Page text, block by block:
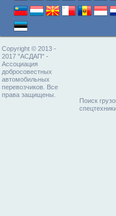
Copyright © 2013 -
2017 "АСДАП" -
Ассоциация
добросовестных
автомобильных
перевозчиков. Все
права защищены.
Поиск